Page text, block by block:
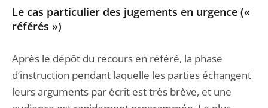
Le cas particulier des jugements en urgence («
référés »)
Après le dépôt du recours en référé, la phase
d’instruction pendant laquelle les parties échangent
leurs arguments par écrit est très brève, et une